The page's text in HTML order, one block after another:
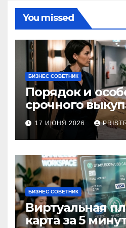
You missed
БИЗНЕС СОВЕТНИК
Порядок и
срочного
срок 1–3 дня
17 ИЮНЯ 2026
БИЗНЕС СОВЕТНИК
Виртуальная
карта за 5